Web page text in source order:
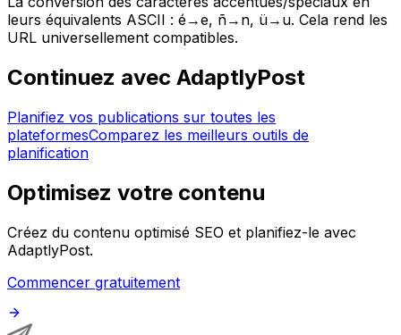
leurs équivalents ASCII : é→e, ñ→n, ü→u. Cela rend les
URL universellement compatibles.
Continuez avec AdaptlyPost
Planifiez vos publications sur toutes les
plateformesComparez les meilleurs outils de
planification
Optimisez votre contenu
Créez du contenu optimisé SEO et planifiez-le avec
AdaptlyPost.
Commencer gratuitement